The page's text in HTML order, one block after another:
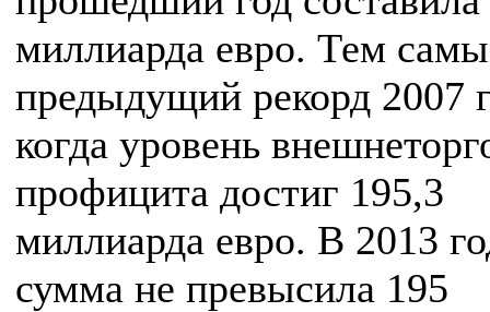
миллиарда евро. Тем
предыдущий рекорд 2007
когда уровень
профицита достиг 195,3
миллиарда евро. В 2013
сумма не превысила 195